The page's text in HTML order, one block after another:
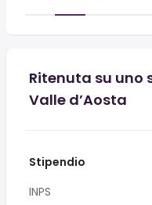
Ritenuta su uno
Valle d’Aosta
Stipendio
INPS